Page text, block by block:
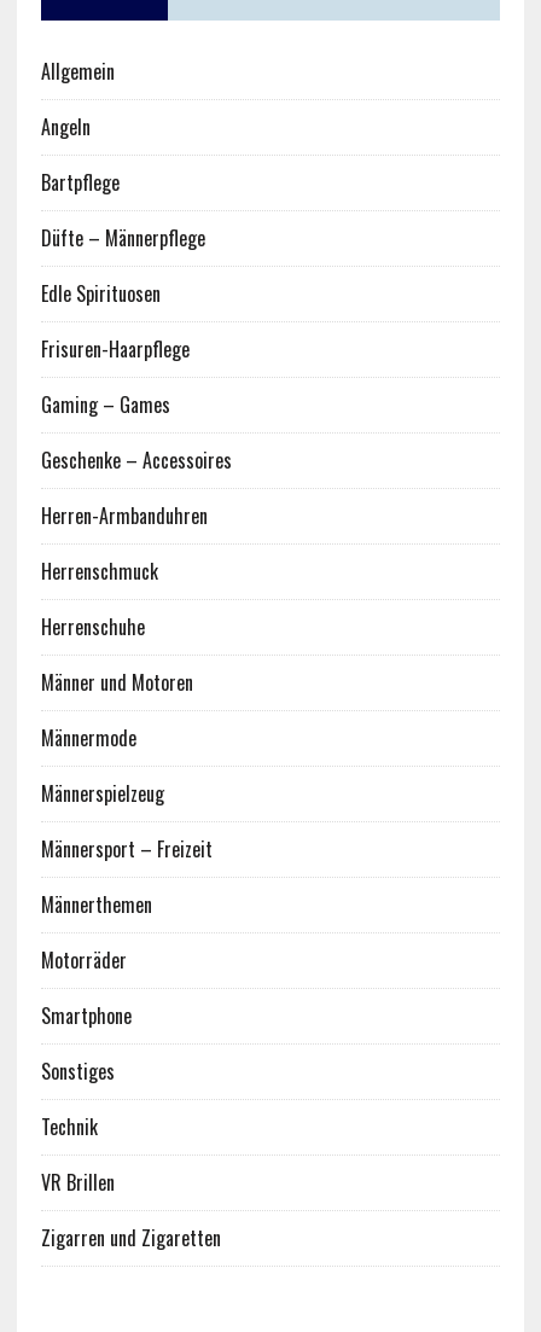
Allgemein
Angeln
Bartpflege
Düfte – Männerpflege
Edle Spirituosen
Frisuren-Haarpflege
Gaming – Games
Geschenke – Accessoires
Herren-Armbanduhren
Herrenschmuck
Herrenschuhe
Männer und Motoren
Männermode
Männerspielzeug
Männersport – Freizeit
Männerthemen
Motorräder
Smartphone
Sonstiges
Technik
VR Brillen
Zigarren und Zigaretten